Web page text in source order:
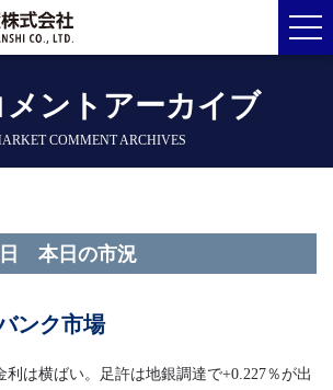
メントアーカイブ
COMMENT ARCHIVES
日 本日の市況
ンク市場
は横ばい。足許は地銀調達で+0.227％が出